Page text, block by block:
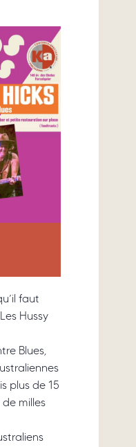
faut
Hussy
Blues,
plus de 15
milles